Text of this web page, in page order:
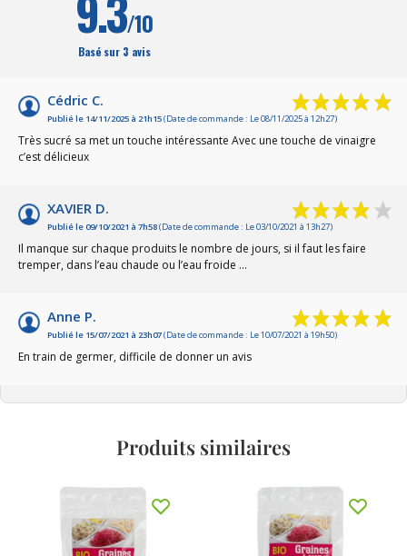
/10
Basé sur 3 avis
Cédric C.
Publié le 14/11/2025 à 21h15(Date de commande : Le 08/11/2025 à 12h27)
Très sucré sa met un touche intéressante Avec une touche de vinaigre
c’est délicieux
XAVIER D.
Publié le 09/10/2021 à 7h58(Date de commande : Le 03/10/2021 à 13h27)
Il manque sur chaque produits le nombre de jours, si il faut les faire
tremper, dans l’eau chaude ou l’eau froide …
Anne P.
Publié le 15/07/2021 à 23h07(Date de commande : Le 10/07/2021 à 19h50)
En train de germer, difficile de donner un avis
Produits similaires